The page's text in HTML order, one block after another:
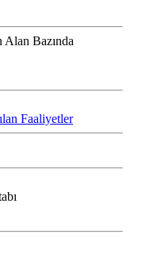
Bazında
Faaliyetler